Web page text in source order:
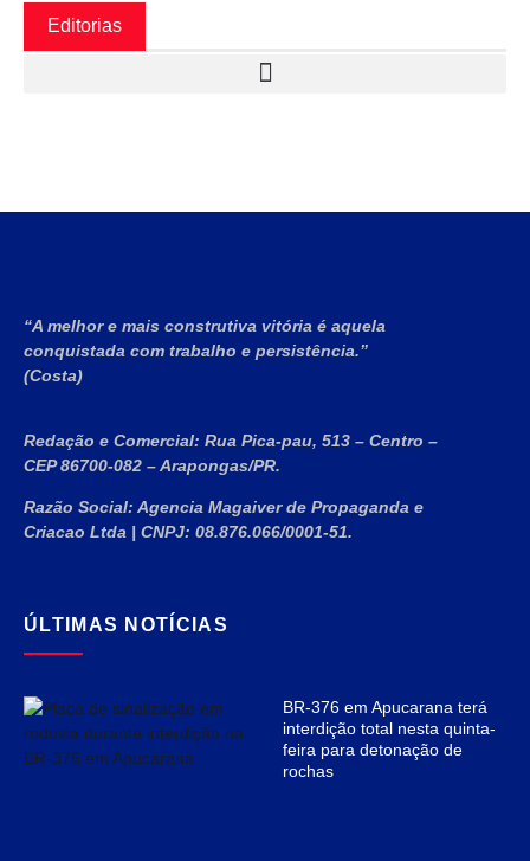
Editorias
“A melhor e mais construtiva vitória é aquela
conquistada com trabalho e persistência.”
(Costa)
Redação e Comercial: Rua Pica-pau, 513 – Centro –
CEP 86700-082 – Arapongas/PR.
Razão Social: Agencia Magaiver de Propaganda e
Criacao Ltda | CNPJ: 08.876.066/0001-51.
ÚLTIMAS NOTÍCIAS
BR-376 em Apucarana terá
interdição total nesta quinta-
feira para detonação de
rochas